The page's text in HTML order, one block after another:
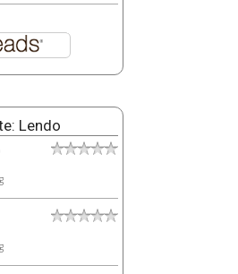
Lendo